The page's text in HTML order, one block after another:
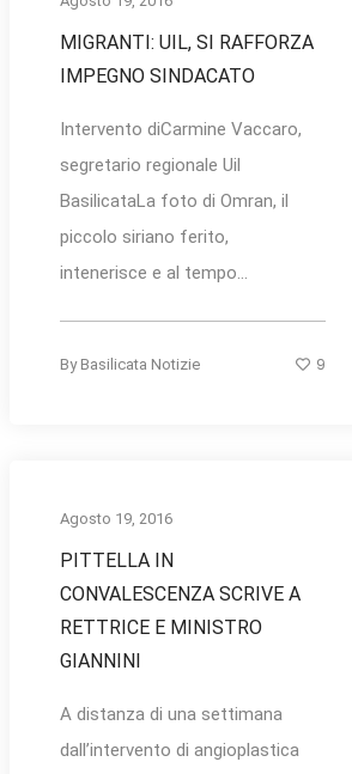
MIGRANTI: UIL, SI RAFFORZA
IMPEGNO SINDACATO
Intervento diCarmine Vaccaro,
segretario regionale Uil
BasilicataLa foto di Omran, il
piccolo siriano ferito,
intenerisce e al tempo...
By Basilicata Notizie 9
Agosto 19, 2016
PITTELLA IN
CONVALESCENZA SCRIVE A
RETTRICE E MINISTRO
GIANNINI
A distanza di una settimana
dall’intervento di angioplastica